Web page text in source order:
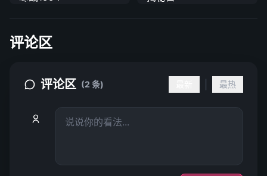
评论区
评论区 (2 条) 最热